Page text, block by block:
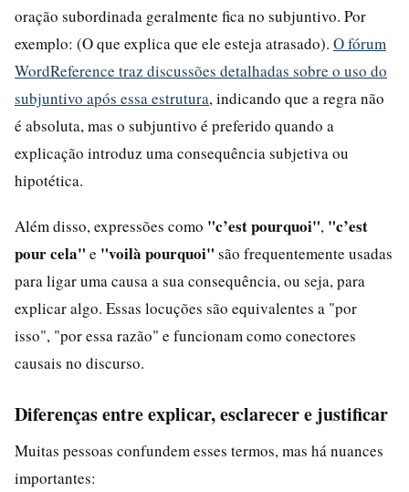
oração subordinada geralmente fica no subjuntivo. Por
exemplo: (O que explica que ele esteja atrasado). O fórum
WordReference traz discussões detalhadas sobre o uso do
subjuntivo após essa estrutura, indicando que a regra não
é absoluta, mas o subjuntivo é preferido quando a
explicação introduz uma consequência subjetiva ou
hipotética.
Além disso, expressões como "c’est pourquoi", "c’est
pour cela" e "voilà pourquoi" são frequentemente usadas
para ligar uma causa a sua consequência, ou seja, para
explicar algo. Essas locuções são equivalentes a "por
isso", "por essa razão" e funcionam como conectores
causais no discurso.
Diferenças entre explicar, esclarecer e justificar
Muitas pessoas confundem esses termos, mas há nuances
importantes: